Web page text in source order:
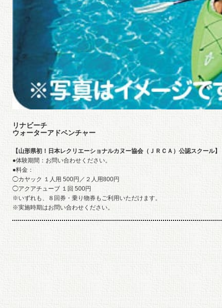
リナビーチ
ウォーターアドベンチャー
【山形県初！日本レクリエーショナルカヌー協会（ＪＲＣＡ）公認スクール】
●体験期間：お問い合わせください。
●料金：
◯カヤック １人用 500円／２人用800円
◯アクアチューブ １回 500円
※いずれも、８回券・乗り物券もご利用いただけます。
※実施時期はお問い合わせください。